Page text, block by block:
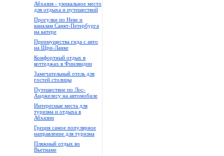
Абхазия - уникальное место
для отдыха и путешествий
Прогулки по Неве и
каналам Санкт-Петербурга
на катере
Преимущества гида с авто
на Шри-Ланке
Комфортный отдых в
коттеджах в Финляндии
Замечательный отель для
гостей столицы
Путешествие по Лос-
Анджелесу на автомобиле
Интересные места для
туризма и отдыха в
Абхазии
Греция самое популярное
направление для туризма
Пляжный отдых во
Вьетнаме